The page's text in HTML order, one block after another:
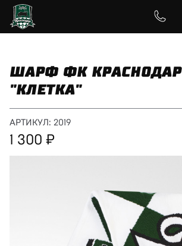
ШАРФ ФК КРАСНОДАР
"КЛЕТКА"
АРТИКУЛ: 2019
1 300